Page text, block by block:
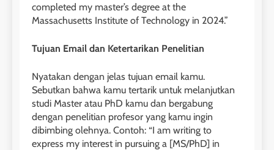
completed my master’s degree at the
Massachusetts Institute of Technology in 2024.”
Tujuan Email dan Ketertarikan Penelitian
Nyatakan dengan jelas tujuan email kamu.
Sebutkan bahwa kamu tertarik untuk melanjutkan
studi Master atau PhD kamu dan bergabung
dengan penelitian profesor yang kamu ingin
dibimbing olehnya. Contoh: “I am writing to
express my interest in pursuing a [MS/PhD] in